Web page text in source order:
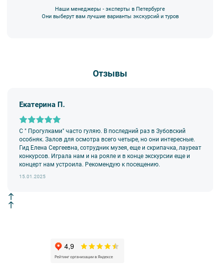
Наши менеджеры - эксперты в Петербурге
Они выберут вам лучшие варианты экскурсий и туров
Отзывы
Екатерина П.
С " Прогулками" часто гуляю. В последний раз в Зубовский
особняк. Залов для осмотра всего четыре, но они интересные.
Гид Елена Сергеевна, сотрудник музея, еще и скрипачка, лауреат
конкурсов. Играла нам и на рояле и в конце экскурсии еще и
концерт нам устроила. Рекомендую к посещению.
15.01.2025